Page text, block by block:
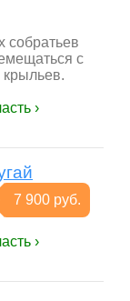
собратьев
с
›
7 900 руб.
›